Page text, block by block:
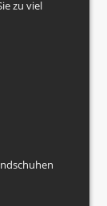
zu viel